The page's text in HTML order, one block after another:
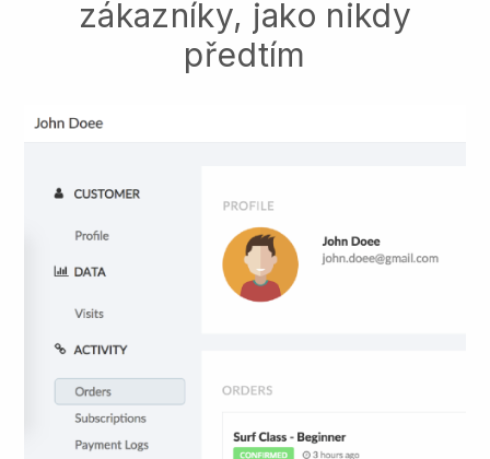
zákazníky, jako nikdy
předtím